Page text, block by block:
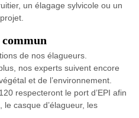
un élagage sylvicole ou un
de nos élagueurs.
nos experts suivent encore
et de l’environnement.
respecteront le port d’EPI afin
casque d’élagueur, les